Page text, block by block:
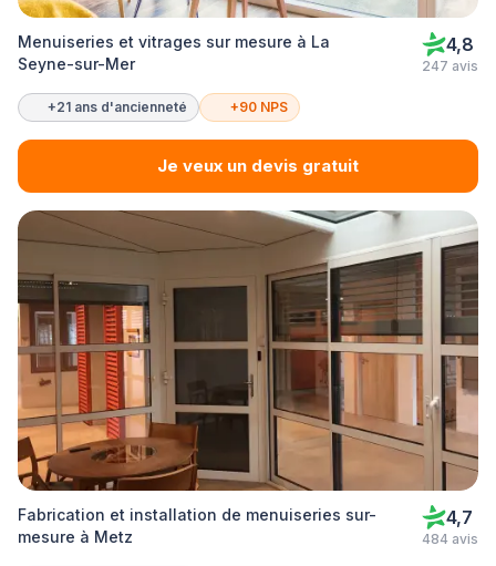
Menuiseries et vitrages sur mesure à La
Seyne-sur-Mer
4,8
247 avis
+21 ans d'ancienneté +90 NPS
Je veux un devis gratuit
Fabrication et installation de menuiseries sur-
mesure à Metz
4,7
484 avis